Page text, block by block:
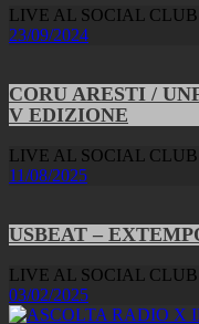
LIVE AL SOCIAL CLUB
23/09/2024
CORU ARESTI /
V EDIZIONE
LIVE AL SOCIAL CLUB
11/08/2025
USBEAT –
LIVE AL SOCIAL CLUB
03/02/2025